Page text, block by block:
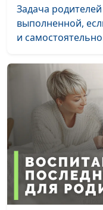
помощи детям
«Радуга»
Газета «Сокрытое
сокровище» (вторая
часть)
Газета «Сокрытое
сокровище»
часть)
Со дна жизни - к
Задача
выполненной,
и